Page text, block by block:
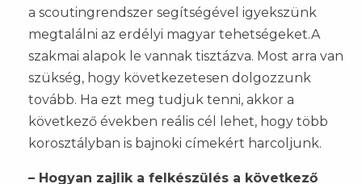
a scoutingrendszer segítségével igyekszünk
megtalálni az erdélyi magyar tehetségeket.A
szakmai alapok le vannak tisztázva. Most arra van
szükség, hogy következetesen dolgozzunk
tovább. Ha ezt meg tudjuk tenni, akkor a
következő években reális cél lehet, hogy több
korosztályban is bajnoki címekért harcoljunk.
– Hogyan zajlik a felkészülés a következő